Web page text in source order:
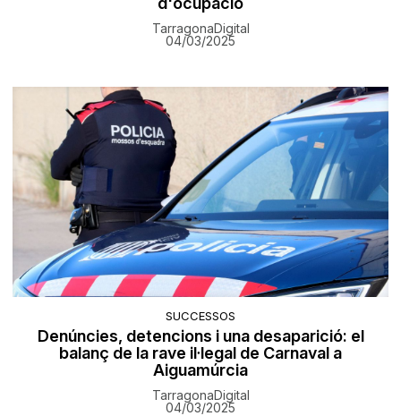
TarragonaDigital
04/03/2025
SUCCESSOS
Denúncies, detencions i una desaparició: el
balanç de la rave il·legal de Carnaval a
Aiguamúrcia
TarragonaDigital
04/03/2025